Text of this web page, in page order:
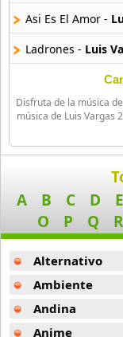
Carlos y
16 músicas online
Chili Fernandez
14 músicas online
10 músicas online
15 músicas online
Daniel Segura
13 músicas online
6 músicas online
Asi Es El Amor -
Ladrones - Luis
Disfruta de la música de
música de Luis Vargas
A
B C D E
O
P Q R
Alternativo
Ambiente
Andina
Anime